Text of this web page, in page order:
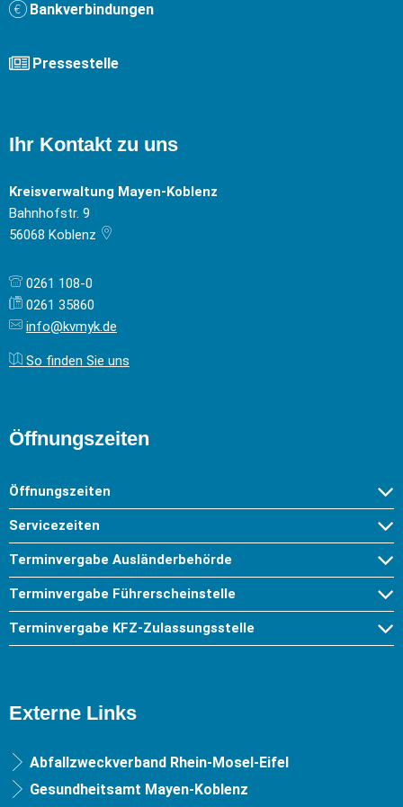
Bankverbindungen
Pressestelle
Ihr Kontakt zu uns
Kreisverwaltung Mayen-Koblenz
Bahnhofstr. 9
56068 Koblenz
0261 108-0
0261 35860
info@kvmyk.de
So finden Sie uns
Öffnungszeiten
Öffnungszeiten
Servicezeiten
Terminvergabe Ausländerbehörde
Terminvergabe Führerscheinstelle
Terminvergabe KFZ-Zulassungsstelle
Externe Links
Abfallzweckverband Rhein-Mosel-Eifel
Gesundheitsamt Mayen-Koblenz